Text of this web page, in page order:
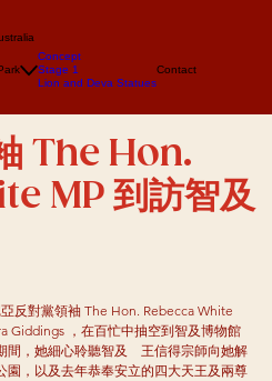
Concept
Stage 1
Lion and Deva Statues
Contact
The Hon.
MP 到訪智及
反對黨領袖 The Hon. Rebecca White
Giddings ，在百忙中抽空到智及博物館
間，她細心聆聽智及　王信得宗師向她解
園，以及去年恭奉安立的四大天王及兩尊